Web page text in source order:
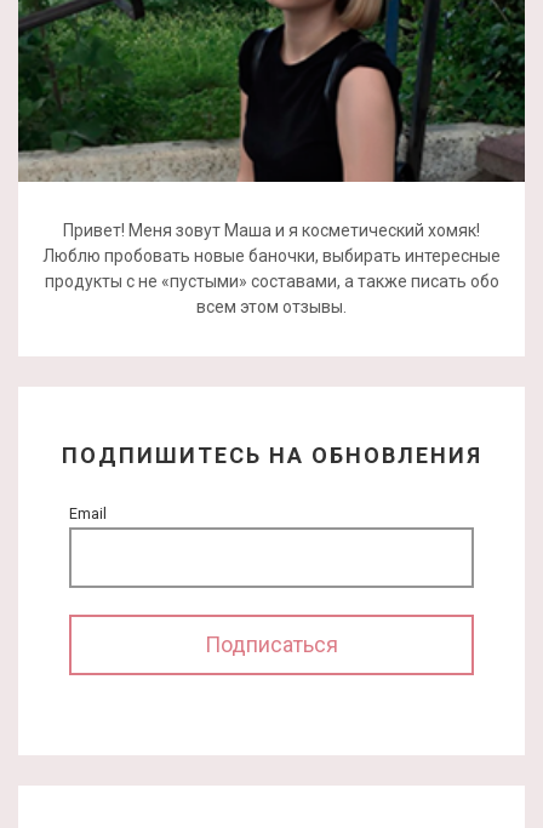
Привет! Меня зовут Маша и я косметический хомяк!
Люблю пробовать новые баночки, выбирать интересные
продукты с не «пустыми» составами, а также писать обо
всем этом отзывы.
ПОДПИШИТЕСЬ НА ОБНОВЛЕНИЯ
Email